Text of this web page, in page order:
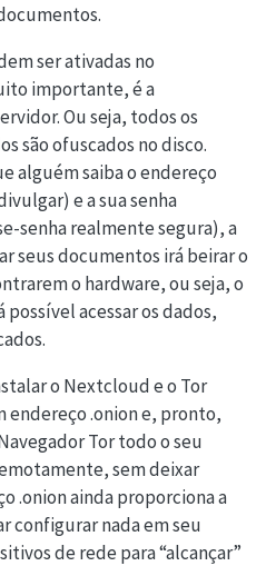
ser ativadas no
importante, é a
Ou seja, todos os
são ofuscados no disco.
alguém saiba o endereço
e a sua senha
senha realmente segura), a
seus documentos irá beirar o
o hardware, ou seja, o
acessar os dados,
o Nextcloud e o Tor
endereço .onion e, pronto,
Tor todo o seu
sem deixar
.onion ainda proporciona a
configurar nada em seu
de rede para “alcançar”